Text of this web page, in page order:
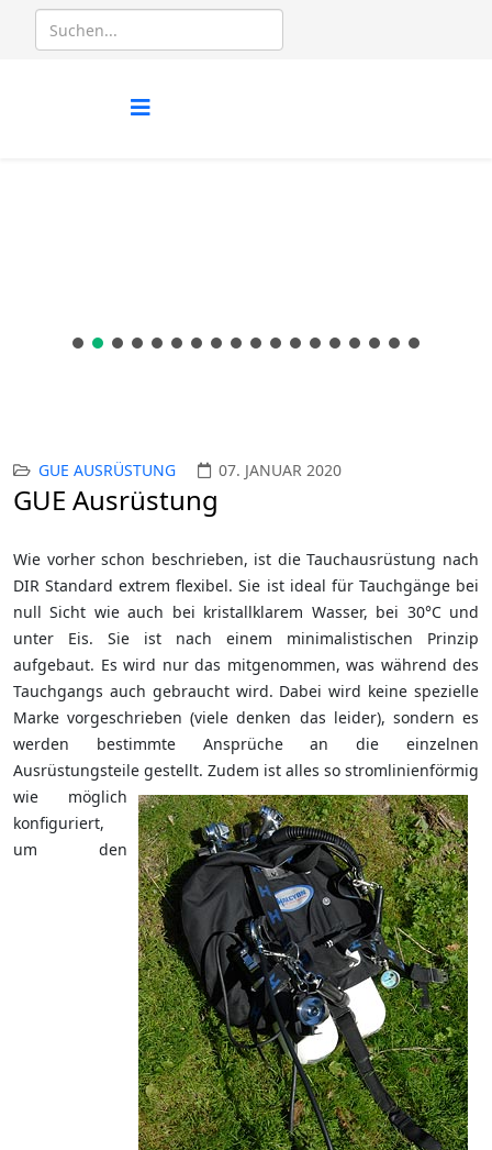
GUE AUSRÜSTUNG 07. JANUAR 2020
GUE Ausrüstung
Wie vorher schon beschrieben, ist die Tauchausrüstung nach
DIR Standard extrem flexibel. Sie ist ideal für Tauchgänge bei
null Sicht wie auch bei kristallklarem Wasser, bei 30°C und
unter Eis. Sie ist nach einem minimalistischen Prinzip
aufgebaut. Es wird nur das mitgenommen, was während des
Tauchgangs auch gebraucht wird. Dabei wird keine spezielle
Marke vorgeschrieben (viele denken das leider), sondern es
werden bestimmte Ansprüche an die einzelnen
Ausrüstungsteile gestellt. Zudem ist alles so stromlinienförmig
wie möglich
konfiguriert,
um den